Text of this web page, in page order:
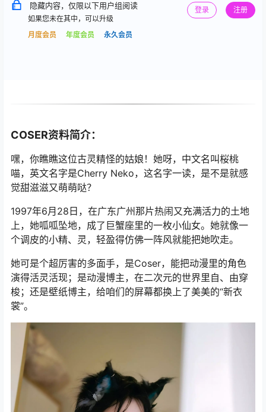
隐藏内容，仅限以下用户组阅读
如果您未在其中，可以升级
月度会员
年度会员 永久会员
登录 注册
COSER资料简介：
嘿，你瞧瞧这位古灵精怪的姑娘！她呀，中文名叫桜桃
喵，英文名字是Cherry Neko，这名字一读，是不是就感
觉甜滋滋又萌萌哒？
1997年6月28日，在广东广州那片热闹又充满活力的土地
上，她呱呱坠地，成了巨蟹座里的一枚小仙女。她就像一
个调皮的小精、灵，轻盈得仿佛一阵风就能把她吹走。
她可是个超厉害的多面手，是Coser，能把动漫里的角色
演得活灵活现；是动漫博主，在二次元的世界里自、由穿
梭；还是壁纸博主，给咱们的屏幕都换上了美美的“新衣
裳”。